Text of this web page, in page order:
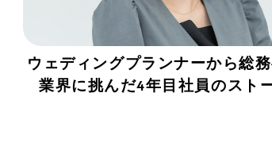
ウェディングプランナーから総
業界に挑んだ4年目社員のスト